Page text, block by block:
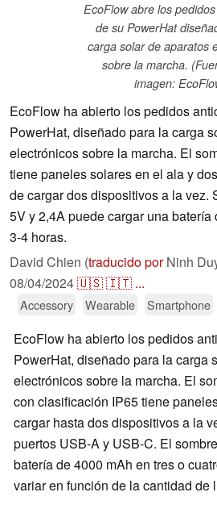
EcoFlow abre los
de su PowerHat
carga solar de aparatos
sobre la marcha.
imagen:
EcoFlow ha abierto los pedidos
PowerHat, diseñado para la carga
electrónicos sobre la marcha. El
tiene paneles solares en el ala y
de cargar dos dispositivos a la vez.
5V y 2,4A puede cargar una
3-4 horas.
David Chien (traducido porNinh
08/04/2024🇺🇸🇮🇹 ...
Accessory Wearable Smartphone
EcoFlow ha abierto los pedidos
PowerHat, diseñado para la carga
electrónicos sobre la marcha. El
con clasificación IP65 tiene
cargar hasta dos dispositivos a la
puertos USB-A y USB-C. El
batería de 4000 mAh en tres o
variar en función de la cantidad de